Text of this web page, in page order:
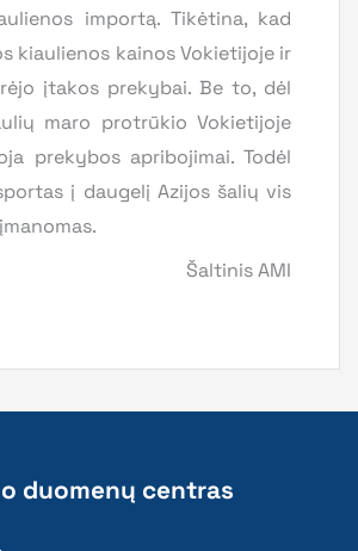
importą. Tikėtina, kad
kiaulienos kainos Vokietijoje ir
įtakos prekybai. Be to, dėl
maro protrūkio Vokietijoje
prekybos apribojimai. Todėl
į daugelį Azijos šalių vis
Šaltinis AMI
duomenų centras